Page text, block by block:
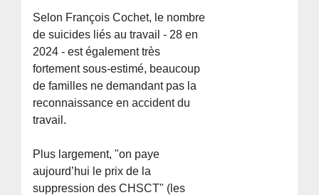
Selon François Cochet, le nombre
de suicides liés au travail - 28 en
2024 - est également très
fortement sous-estimé, beaucoup
de familles ne demandant pas la
reconnaissance en accident du
travail.
Plus largement, "on paye
aujourd’hui le prix de la
suppression des CHSCT" (les